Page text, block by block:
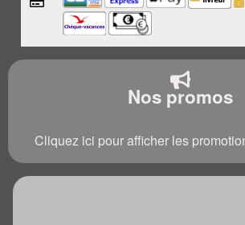
Nos promos
Cliquez ici pour afficher les